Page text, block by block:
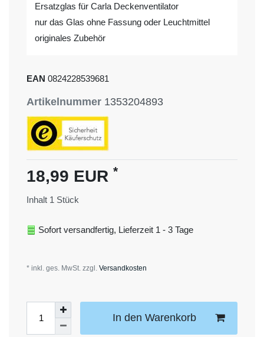
Ersatzglas für Carla Deckenventilator
nur das Glas ohne Fassung oder Leuchtmittel
originales Zubehör
EAN 0824228539681
Artikelnummer 1353204893
18,99 EUR *
Inhalt 1 Stück
Sofort versandfertig, Lieferzeit 1 - 3 Tage
* inkl. ges. MwSt. zzgl. Versandkosten
In den Warenkorb